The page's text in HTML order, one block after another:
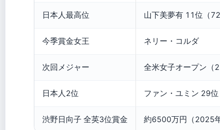
日本人最高位 山下美夢有 11位（
今季賞金女王 ネリー・コルダ
次回メジャー 全米女子オープン（
日本人2位 ファン・ユミン 29位
渋野日向子 全英3位賞金 約6500万円（2025